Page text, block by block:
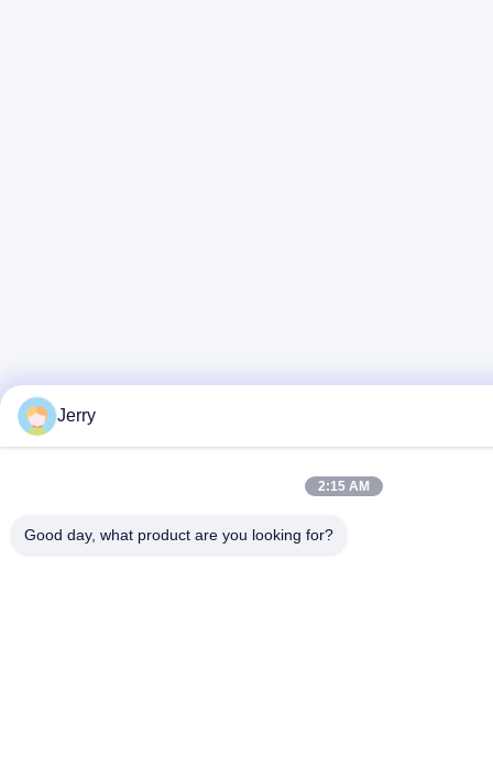
Jerry
2:15 AM
Good day, what product are you looking for?